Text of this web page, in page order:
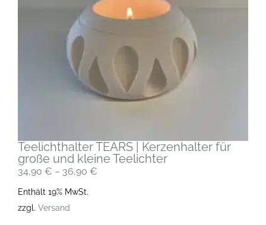
Teelichthalter TEARS | Kerzenhalter für
große und kleine Teelichter
34,90 € – 36,90 €
Enthält 19% MwSt.
zzgl. Versand